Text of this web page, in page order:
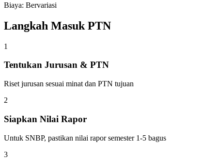
Biaya: Bervariasi
Langkah Masuk PTN
1
Tentukan Jurusan & PTN
Riset jurusan sesuai minat dan PTN tujuan
2
Siapkan Nilai Rapor
Untuk SNBP, pastikan nilai rapor semester 1-5 bagus
3